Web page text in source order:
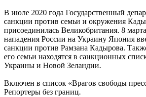
В июле 2020 года Государственный
санкции против семьи и окружения
присоединилась Великобритания. 8
нападения России на Украину Япония
санкции против Рамзана Кадырова.
его семьи находятся в санкционных
Украины и Новой Зеландии.
Включен в список «Врагов свободы
Репортеры без границ.